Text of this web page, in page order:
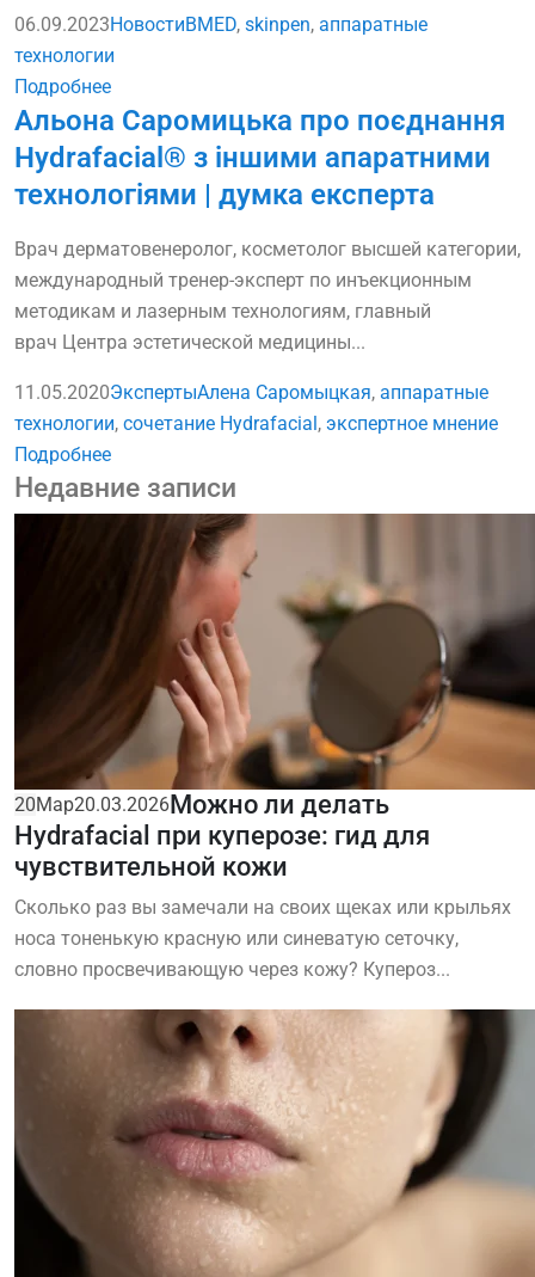
06.09.2023НовостиBMED, skinpen, аппаратные
технологии
Подробнее
Альона Саромицька про поєднання
Hydrafacial® з іншими апаратними
технологіями | думка експерта
Врач дерматовенеролог, косметолог высшей категории,
международный тренер-эксперт по инъекционным
методикам и лазерным технологиям, главный
врач Центра эстетической медицины...
11.05.2020ЭкспертыАлена Саромыцкая, аппаратные
технологии, сочетание Hydrafacial , экспертное мнение
Подробнее
Недавние записи
20Мар20.03.2026Можно ли делать
Hydrafacial при куперозе: гид для
чувствительной кожи
Сколько раз вы замечали на своих щеках или крыльях
носа тоненькую красную или синеватую сеточку,
словно просвечивающую через кожу? Купероз...